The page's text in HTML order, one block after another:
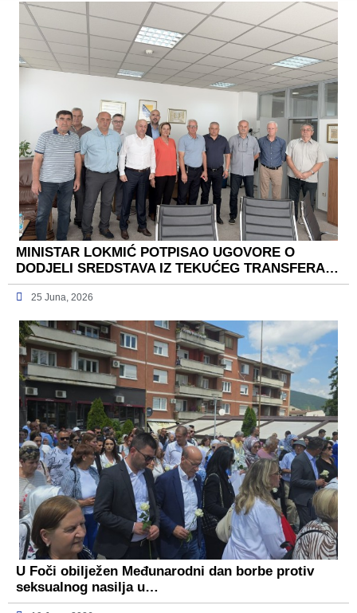
MINISTAR LOKMIĆ POTPISAO UGOVORE O
DODJELI SREDSTAVA IZ TEKUĆEG TRANSFERA…
25 Juna, 2026
U Foči obilježen Međunarodni dan borbe protiv
seksualnog nasilja u…